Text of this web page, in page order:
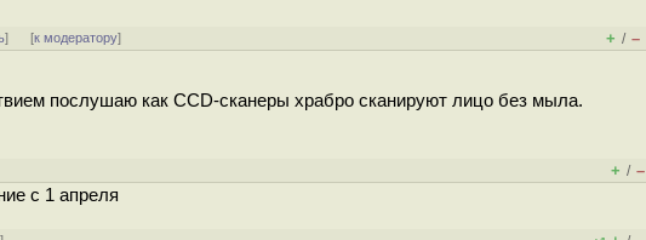
] [к модератору] + / –
послушаю как CCD-сканеры храбро сканируют лицо без мыла.
+ / –
с 1 апреля